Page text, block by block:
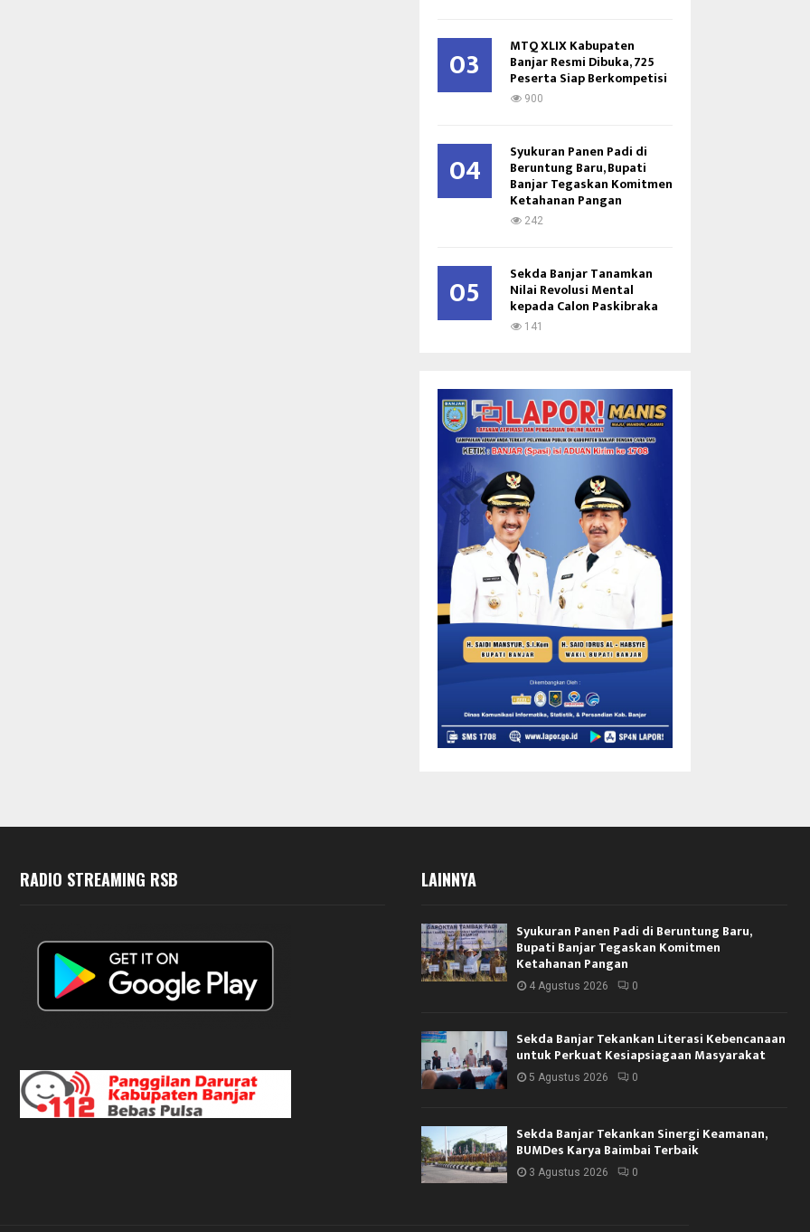
03 MTQ XLIX Kabupaten
Banjar Resmi Dibuka, 725
Peserta Siap Berkompetisi
900
04 Syukuran Panen Padi di
Beruntung Baru, Bupati
Banjar Tegaskan Komitmen
Ketahanan Pangan
242
05 Sekda Banjar Tanamkan
Nilai Revolusi Mental
kepada Calon Paskibraka
141
RADIO STREAMING RSB LAINNYA
Syukuran Panen Padi di Beruntung Baru,
Bupati Banjar Tegaskan Komitmen
Ketahanan Pangan
4 Agustus 2026 0
Sekda Banjar Tekankan Literasi Kebencanaan
untuk Perkuat Kesiapsiagaan Masyarakat
5 Agustus 2026 0
Sekda Banjar Tekankan Sinergi Keamanan,
BUMDes Karya Baimbai Terbaik
3 Agustus 2026 0